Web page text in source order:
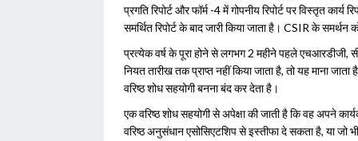
प्रगति रिपोर्ट और फॉर्म -4 में गोपनीय रिपोर्ट पर विस्तृत
समर्थित रिपोर्ट के बाद जारी किया जाता है। CSIR के
प्रत्येक वर्ष के पूरा होने से लगभग 2 महीने पहले एचआरडीजी,
नियत तारीख तक प्राप्त नहीं किया जाता है, तो यह माना
वरिष्ठ शोध सहयोगी बनना बंद कर देता है।
एक वरिष्ठ शोध सहयोगी से अपेक्षा की जाती है कि वह अपने
वरिष्ठ अनुसंधान एसोसिएटशिप से इस्तीफा दे सकता है, या जो